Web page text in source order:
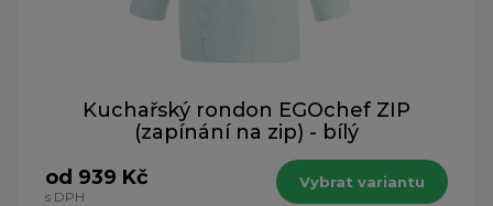
Kuchařský rondon EGOchef ZIP
(zapínání na zip) - bílý
od 939 Kč
s DPH
Vybrat variantu